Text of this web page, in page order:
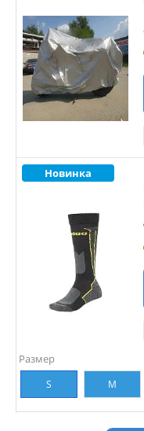
Новинка
Размер
S M